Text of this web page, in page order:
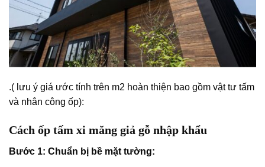
.( lưu ý giá ước tính trên m2 hoàn thiện bao gồm vật tư tấm
và nhân công ốp):
Cách ốp tấm xi măng giả gỗ nhập khẩu
Bước 1: Chuẩn bị bề mặt tường: